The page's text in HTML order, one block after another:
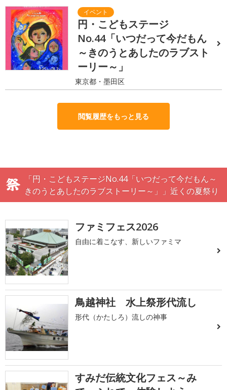
円・こどもステージ
No.44「いつだって今だもん
～きのうとあしたのラブスト
ーリー～」
東京都・墨田区
閲覧履歴をもっと見る
「円・こどもステージNo.44「いつだって今だもん～
きのうとあしたのラブストーリー～」」近くの夏祭り
ファミフェス2026
自由に着こなす、新しいファミマ
鳥越神社 水上祭形代流し
形代（かたしろ）流しの神事
すみだ伝統文化フェス～み